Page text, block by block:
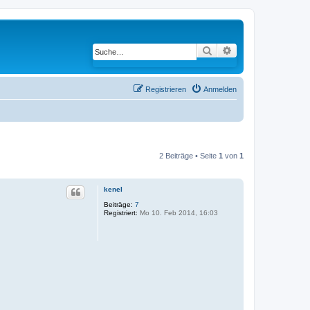
Suche
Anmelden
Registrieren
2 Beiträge • Seite 1 von 1
kenel
Beiträge: 7
Registriert: Mo 10. Feb 2014, 16:03